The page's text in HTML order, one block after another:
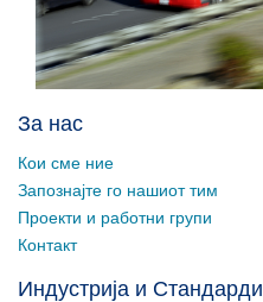
За нас
Кои сме ние
Запознајте го нашиот тим
Проекти и работни групи
Контакт
Индустрија и Стандарди